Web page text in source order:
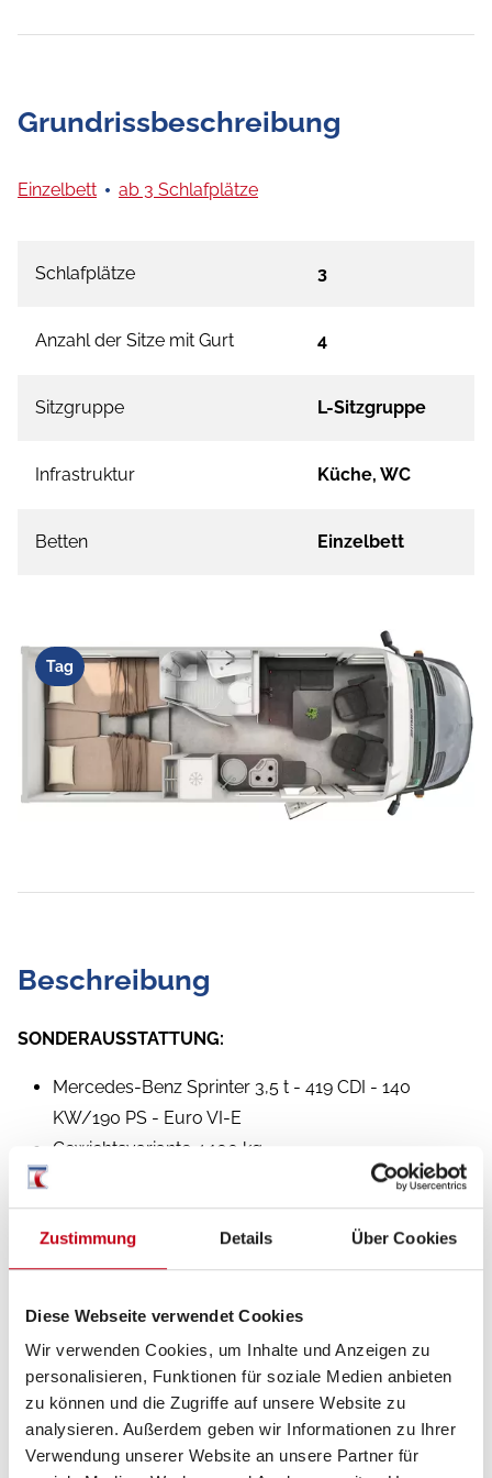
Zustimmung Details Über Cookies
Diese Webseite verwendet Cookies
Wir verwenden Cookies, um Inhalte und Anzeigen zu
personalisieren, Funktionen für soziale Medien anbieten
zu können und die Zugriffe auf unsere Website zu
analysieren. Außerdem geben wir Informationen zu Ihrer
Verwendung unserer Website an unsere Partner für
Grundrissbeschreibung
Einzelbett ab 3 Schlafplätze
Schlafplätze 3
Anzahl der Sitze mit Gurt 4
Sitzgruppe L-Sitzgruppe
Infrastruktur Küche, WC
Betten Einzelbett
Tag
Beschreibung
SONDERAUSSTATTUNG:
Mercedes-Benz Sprinter 3,5 t - 419 CDI - 140
KW/190 PS - Euro VI-E
Gewichtsvariante 4.100 kg
Allradantrieb permanent inkl. 93 Liter Kraftstofftank
Rahmenverlängerung inkl. 450 kg Garagentraglast
Fahrer- und Beifahrerausstieg beleuchtet
Unterfahrschutz für Motor und Wassertank
Außenfarbe Aufbau Crystal-Silver-Metallic
Komfort-Eingangstür mit Fenster,
Verdunkelungsrollo, integriertem Mülleimer und 2-